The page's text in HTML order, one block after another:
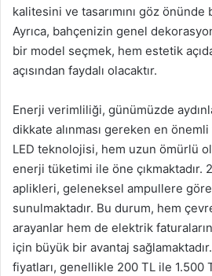
kalitesini ve tasarımını göz
Ayrıca, bahçenizin genel
bir model seçmek, hem estetik
açısından faydalı olacaktır.
Enerji verimliliği, günümüzde
dikkate alınması gereken en
LED teknolojisi, hem uzun ömürlü
enerji tüketimi ile öne çıkmaktadır.
aplikleri, geleneksel ampullere
sunulmaktadır. Bu durum, hem
arayanlar hem de elektrik
için büyük bir avantaj
fiyatları, genellikle 200 TL ile 1.500